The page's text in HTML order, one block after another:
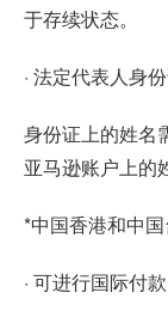
于存续状态。
· 法定代表人身
身份证上的姓名
亚马逊账户上的
*中国香港和中
· 可进行国际付